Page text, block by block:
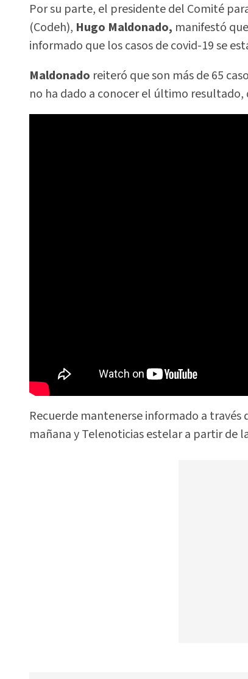
Por su parte, el presidente del Comité
(Codeh), Hugo Maldonado, manifestó
informado que los casos de covid-19 se
Maldonado reiteró que son más de 65
no ha dado a conocer el último
Recuerde mantenerse informado a través
mañana y Telenoticias estelar a partir de